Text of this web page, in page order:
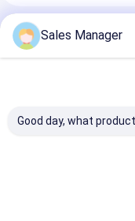
Sales Manager
Good day, what